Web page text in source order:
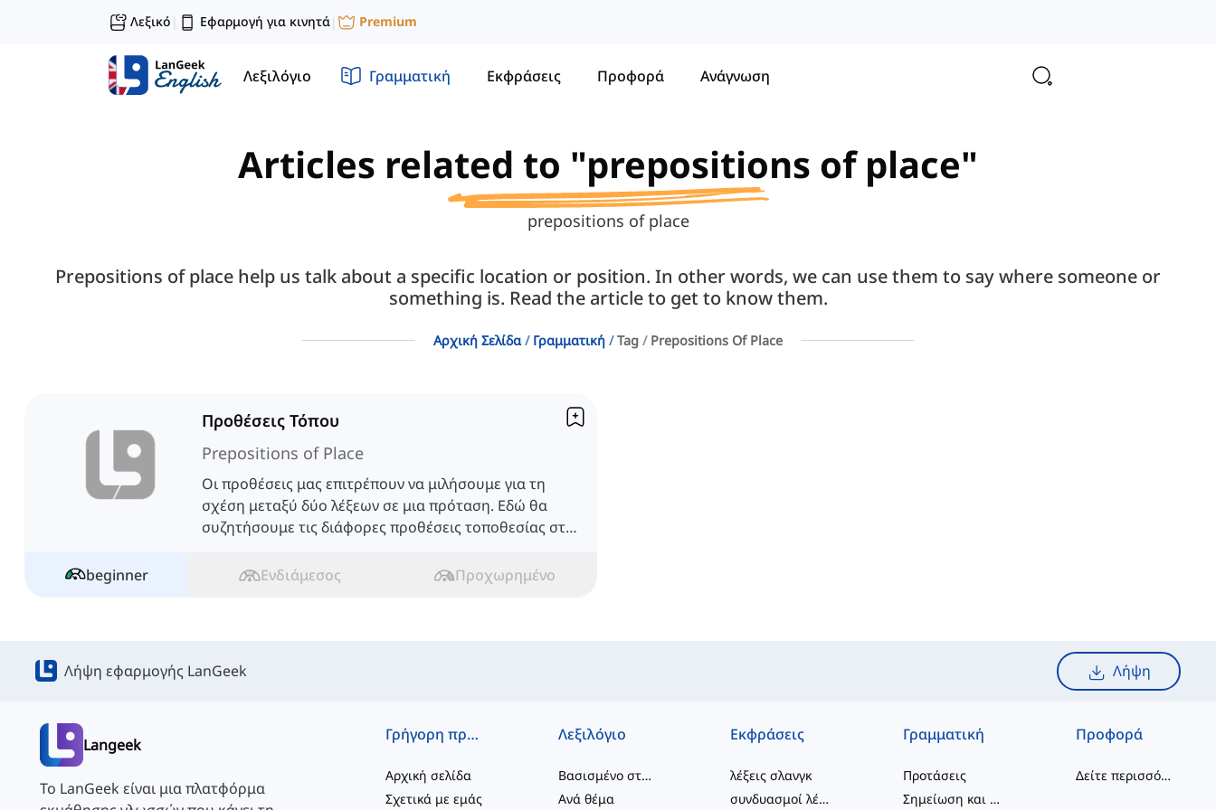
Λεξικό | Εφαρμογή για κινητά| Premium
Λεξιλόγιο Γραμματική Εκφράσεις Προφορά Ανάγνωση
Articles related to "prepositions of place"
prepositions of place
Prepositions of place help us talk about a specific location or position. In other words, we can use them to say where someone or
something is. Read the article to get to know them.
Αρχική Σελίδα Γραμματική Tag Prepositions Of Place
Προθέσεις Τόπου
Prepositions of Place
Οι προθέσεις μας επιτρέπουν να μιλήσουμε για τη
σχέση μεταξύ δύο λέξεων σε μια πρόταση. Εδώ θα
συζητήσουμε τις διάφορες προθέσεις τοποθεσίας στα
beginner
Ενδιάμεσος Προχωρημένο
Λήψη εφαρμογής LanGeek Λήψη
Langeek
Το LanGeek είναι μια πλατφόρμα
Γρήγορη πρόσβαση
Αρχική σελίδα
Σχετικά με εμάς
Λεξιλόγιο
Βασισμένο στο επίπεδο
Ανά θέμα
Εκφράσεις
λέξεις σλανγκ
συνδυασμοί λέξεων
Γραμματική
Προτάσεις
Σημείωση και Ορθογραφία
Προφορά
Δείτε περισσότερα